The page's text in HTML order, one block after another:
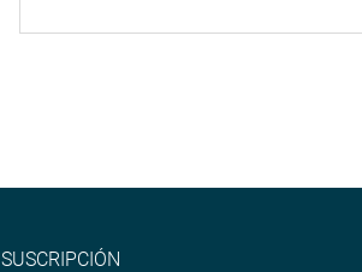
SUSCRIPCIÓN